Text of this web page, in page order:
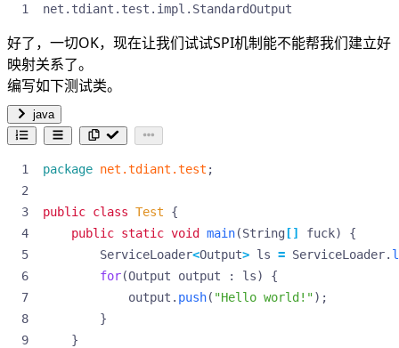
net.tdiant.test.impl.StandardOutput
好了，一切OK，现在让我们试试SPI机制能不能帮我们建立好
映射关系了。
编写如下测试类。
java
package net.tdiant.test ;
public class Test
{
public static void main(String [] fuck)
{
ServiceLoader<Output> ls = ServiceLoader.
for(Output output : ls)
{
output . push( "Hello world!");
}
}